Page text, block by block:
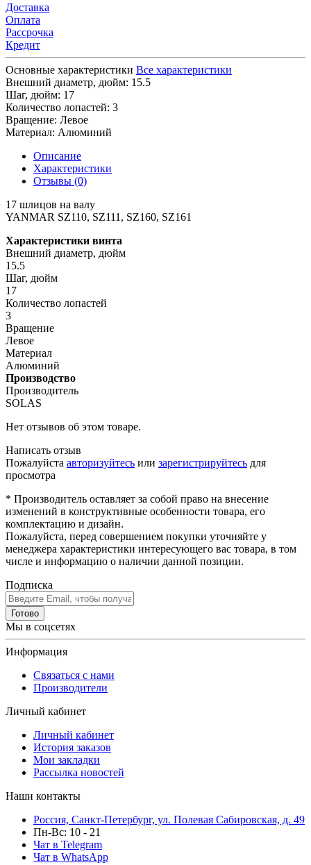
Доставка
Оплата
Рассрочка
Кредит
Основные характеристики Все характеристики
Внешний диаметр, дюйм: 15.5
Шаг, дюйм: 17
Количество лопастей: 3
Вращение: Левое
Материал: Алюминий
Описание
Характеристики
Отзывы (0)
17 шлицов на валу
YANMAR SZ110, SZ111, SZ160, SZ161
Характеристики винта
Внешний диаметр, дюйм
15.5
Шаг, дюйм
17
Количество лопастей
3
Вращение
Левое
Материал
Алюминий
Производство
Производитель
SOLAS
Нет отзывов об этом товаре.
Написать отзыв
Пожалуйста авторизуйтесь или зарегистрируйтесь для
просмотра
* Производитель оставляет за собой право на внесение
изменений в конструктивные особенности товара, его
комплектацию и дизайн.
Пожалуйста, перед совершением покупки уточняйте у
менеджера характеристики интересующего вас товара, в том
числе и информацию о наличии данной позиции.
Подписка
Готово
Мы в соцсетях
Информация
Связаться с нами
Производители
Личный кабинет
Личный кабинет
История заказов
Мои закладки
Рассылка новостей
Наши контакты
Россия, Санкт-Петербург, ул. Полевая Сабировская, д. 49
Пн-Вс: 10 - 21
Чат в Telegram
Чат в WhatsApp